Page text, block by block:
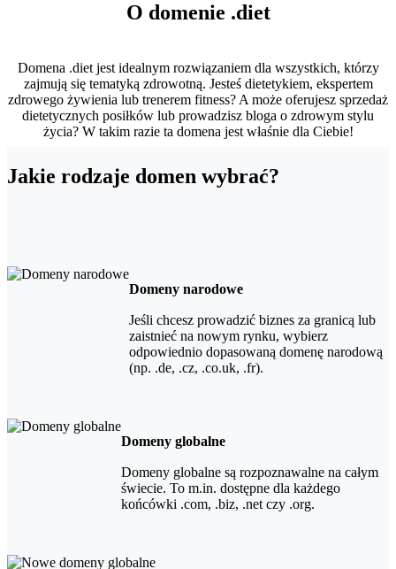
O domenie .diet
Domena .diet jest idealnym rozwiązaniem dla wszystkich, którzy
zajmują się tematyką zdrowotną. Jesteś dietetykiem, ekspertem
zdrowego żywienia lub trenerem fitness? A może oferujesz sprzedaż
dietetycznych posiłków lub prowadzisz bloga o zdrowym stylu
życia? W takim razie ta domena jest właśnie dla Ciebie!
Jakie rodzaje domen wybrać?
Domeny narodowe
Jeśli chcesz prowadzić biznes za granicą lub
zaistnieć na nowym rynku, wybierz
odpowiednio dopasowaną domenę narodową
(np. .de, .cz, .co.uk, .fr).
Domeny globalne
Domeny globalne są rozpoznawalne na całym
świecie. To m.in. dostępne dla każdego
końcówki .com, .biz, .net czy .org.